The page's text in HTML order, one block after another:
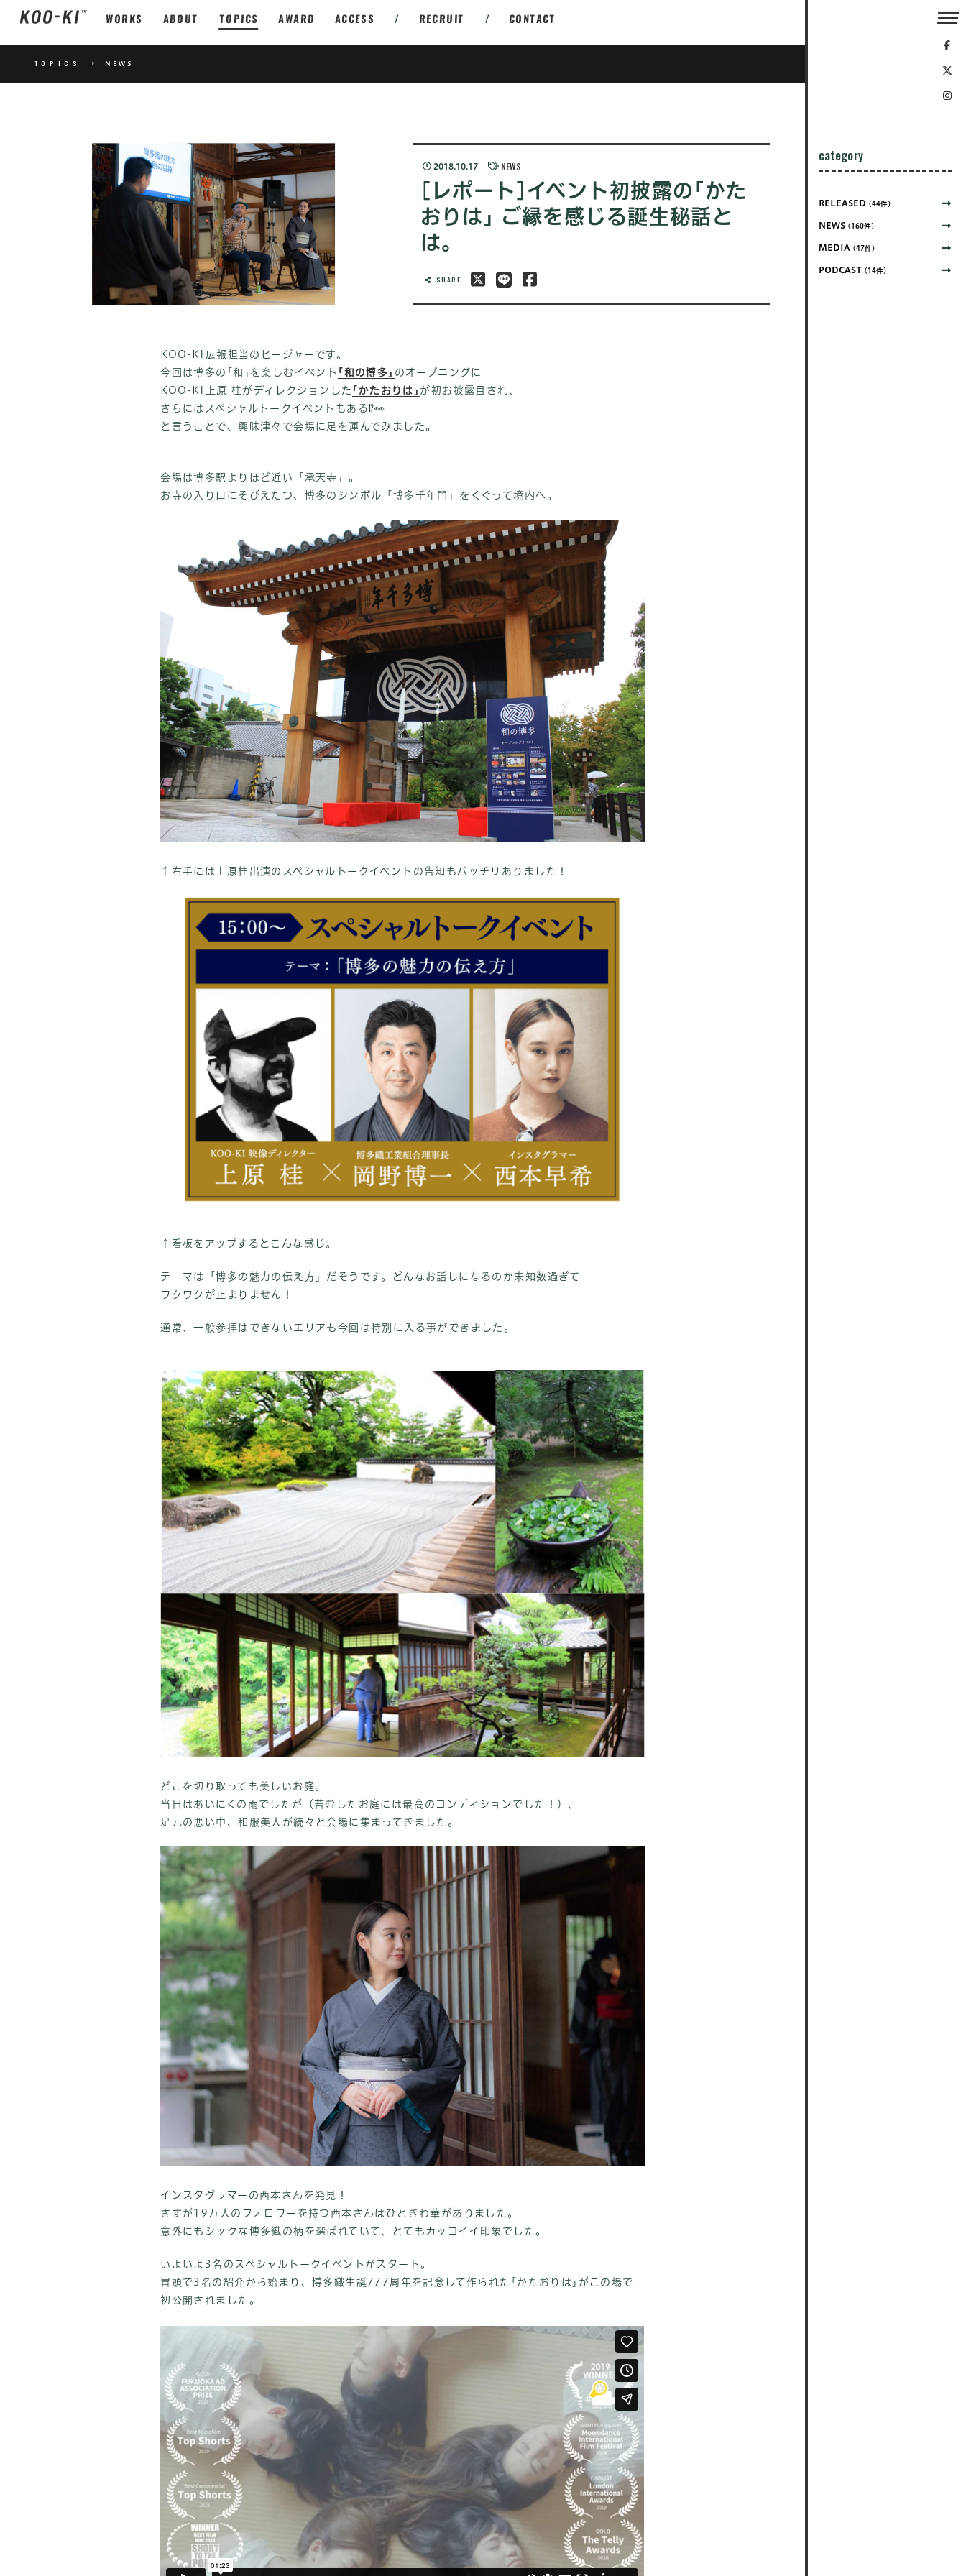
WORKS ABOUT TOPICS AWARD ACCESS / RECRUIT / CONTACT
TOPICS > NEWS
2018.10.17 NEWS
[レポート]イベント初披露の｢かた
おりは｣ ご縁を感じる誕生秘話と
は。
SHARE
KOO-KI広報担当のヒージャーです。
今回は博多の｢和｣を楽しむイベント ｢和の博多｣ のオープニングに
KOO-KI上原 桂がディレクションした ｢かたおりは｣ が初お披露目され、
さらにはスペシャルトークイベントもある⁉👀
と言うことで、興味津々で会場に足を運んでみました。
会場は博多駅よりほど近い「承天寺」。
お寺の入り口にそびえたつ、博多のシンボル「博多千年門」をくぐって境内へ。
↑右手には上原桂出演のスペシャルトークイベントの告知もバッチリありました！
↑看板をアップするとこんな感じ。
テーマは「博多の魅力の伝え方」だそうです。どんなお話しになるのか未知数過ぎて
ワクワクが止まりません！
通常、一般参拝はできないエリアも今回は特別に入る事ができました。
どこを切り取っても美しいお庭。
当日はあいにくの雨でしたが（苔むしたお庭には最高のコンディションでした！）、
足元の悪い中、和服美人が続々と会場に集まってきました。
インスタグラマーの西本さんを発見！
さすが19万人のフォロワーを持つ西本さんはひときわ華がありました。
意外にもシックな博多織の柄を選ばれていて、とてもカッコイイ印象でした。
いよいよ3名のスペシャルトークイベントがスタート。
冒頭で3名の紹介から始まり、博多織生誕777周年を記念して作られた｢かたおりは｣がこの場で
初公開されました。
category
RELEASED (44件)
NEWS (160件)
MEDIA (47件)
PODCAST (14件)